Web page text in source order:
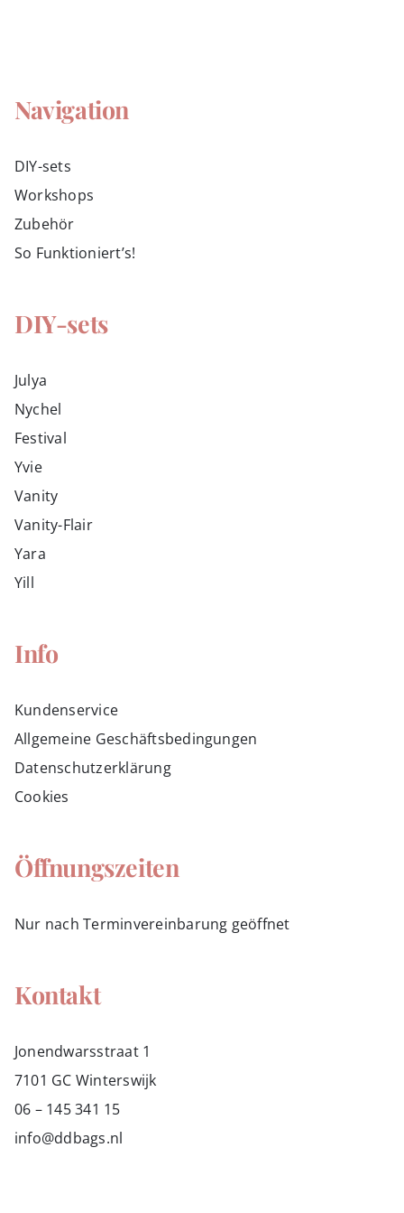
Navigation
DIY-sets
Workshops
Zubehör
So Funktioniert’s!
DIY-sets
Julya
Nychel
Festival
Yvie
Vanity
Vanity-Flair
Yara
Yill
Info
Kundenservice
Allgemeine Geschäftsbedingungen
Datenschutzerklärung
Cookies
Öffnungszeiten
Nur nach Terminvereinbarung geöffnet
Kontakt
Jonendwarsstraat 1
7101 GC Winterswijk
06 – 145 341 15
info@ddbags.nl